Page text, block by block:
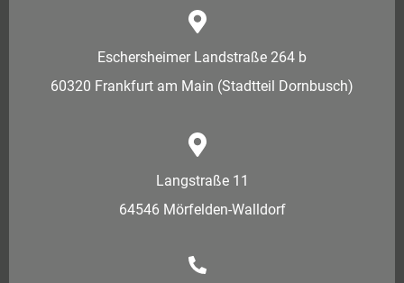
Eschersheimer Landstraße 264 b
60320 Frankfurt am Main (Stadtteil Dornbusch)
Langstraße 11
64546 Mörfelden-Walldorf